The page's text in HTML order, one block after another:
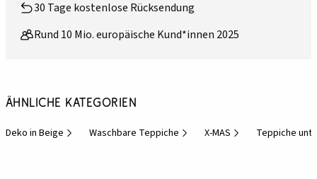
30 Tage kostenlose Rücksendung
Rund 10 Mio. europäische Kund*innen 2025
Ähnliche Kategorien
Deko in Beige Waschbare Teppiche X-MAS Teppiche